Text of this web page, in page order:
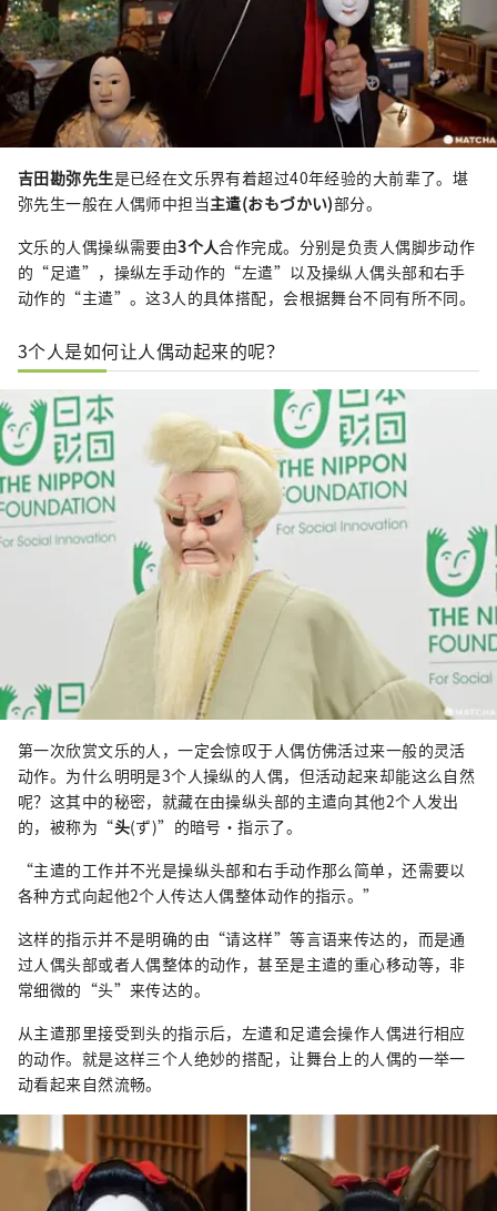
吉田勘弥先生是已经在文乐界有着超过40年经验的大前辈了。堪
弥先生一般在人偶师中担当主遣(おもづかい)部分。
文乐的人偶操纵需要由3个人合作完成。分别是负责人偶脚步动作
的“足遣”，操纵左手动作的“左遣”以及操纵人偶头部和右手
动作的“主遣”。这3人的具体搭配，会根据舞台不同有所不同。
3个人是如何让人偶动起来的呢？
第一次欣赏文乐的人，一定会惊叹于人偶仿佛活过来一般的灵活
动作。为什么明明是3个人操纵的人偶，但活动起来却能这么自然
呢？这其中的秘密，就藏在由操纵头部的主遣向其他2个人发出
的，被称为“头(ず)”的暗号・指示了。
“主遣的工作并不光是操纵头部和右手动作那么简单，还需要以
各种方式向起他2个人传达人偶整体动作的指示。”
这样的指示并不是明确的由“请这样”等言语来传达的，而是通
过人偶头部或者人偶整体的动作，甚至是主遣的重心移动等，非
常细微的“头”来传达的。
从主遣那里接受到头的指示后，左遣和足遣会操作人偶进行相应
的动作。就是这样三个人绝妙的搭配，让舞台上的人偶的一举一
动看起来自然流畅。